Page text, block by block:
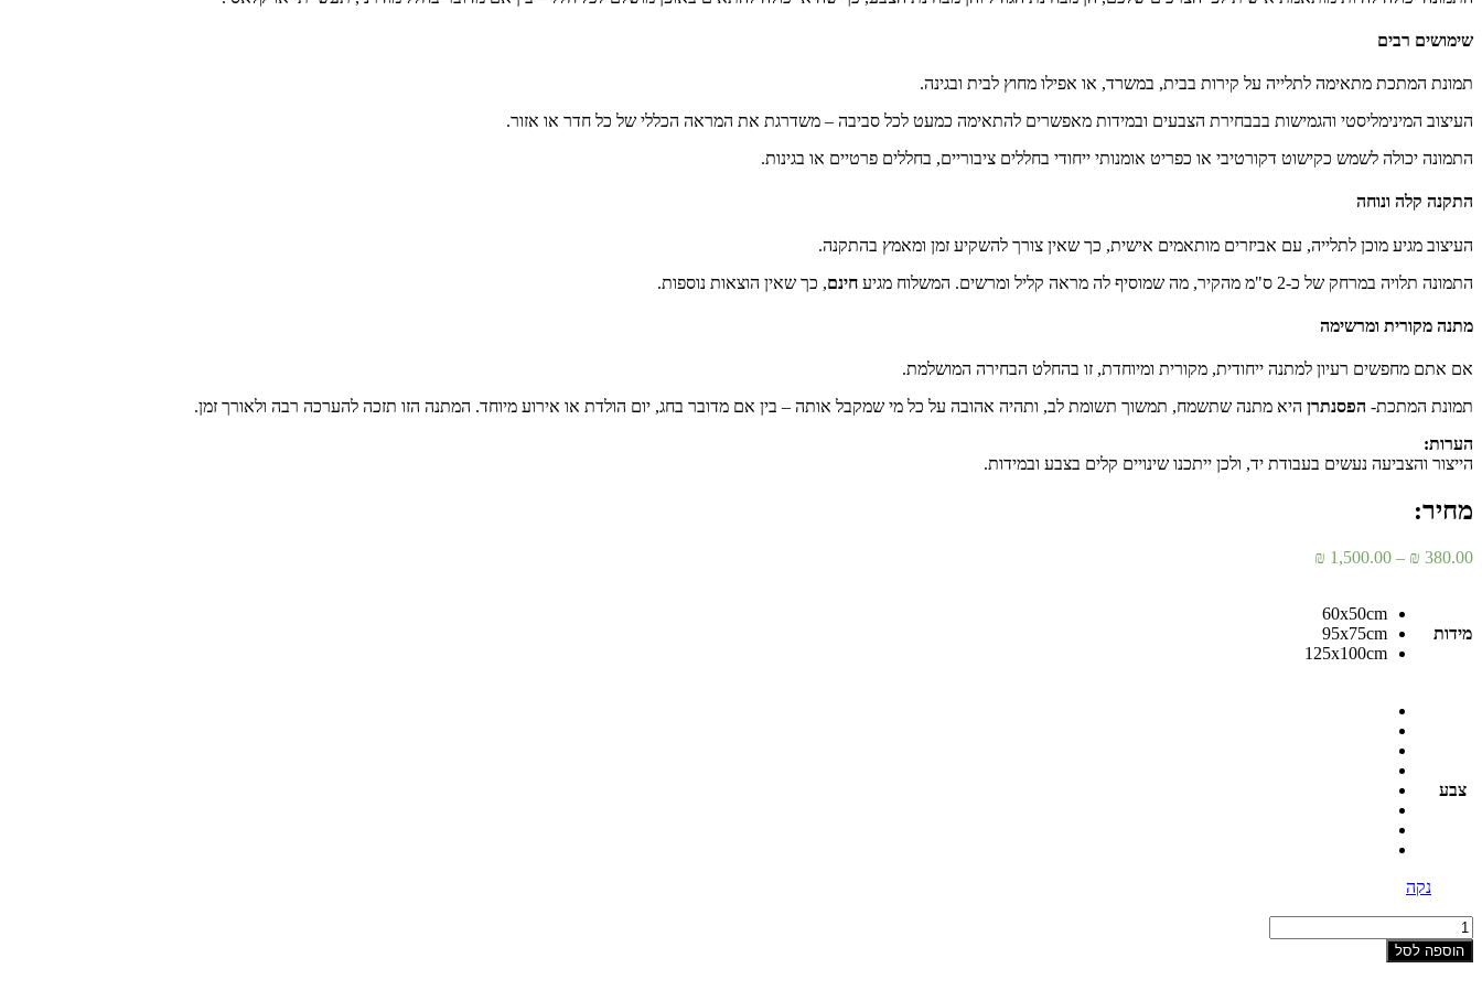
שימושים רבים
תמונת המתכת מתאימה לתלייה על קירות בבית, במשרד, או אפילו מחוץ לבית ובגינה.
העיצוב המינימליסטי והגמישות בבבחירת הצבעים ובמידות מאפשרים להתאימה כמעט לכל סביבה – משדרגת את המראה הכללי של כל חדר או אזור.
התמונה יכולה לשמש כקישוט דקורטיבי או כפריט אומנותי ייחודי בחללים ציבוריים, בחללים פרטיים או בגינות.
התקנה קלה ונוחה
העיצוב מגיע מוכן לתלייה, עם אביזרים מותאמים אישית, כך שאין צורך להשקיע זמן ומאמץ בהתקנה.
התמונה תלויה במרחק של כ-2 ס"מ מהקיר, מה שמוסיף לה מראה קליל ומרשים. המשלוח מגיע
חינם, כך שאין הוצאות נוספות.
מתנה מקורית ומרשימה
אם אתם מחפשים רעיון למתנה ייחודית, מקורית ומיוחדת, זו בהחלט הבחירה המושלמת.
תמונת המתכת- הפסנתרן היא מתנה שתשמח, תמשוך תשומת לב, ותהיה אהובה על כל מי שמקבל אותה – בין אם מדובר בחג, יום הולדת או אירוע מיוחד. המתנה הזו תזכה להערכה רבה ולאורך זמן.
הערות:
הייצור והצביעה נעשים בעבודת יד, ולכן ייתכנו שינויים קלים בצבע ובמידות.
מחיר:
₪ 380.00
–
₪ 1,500.00
מידות
60x50cm
95x75cm
125x100cm
צבע
נקה
כמות
של
תמונת
הוספה לסל